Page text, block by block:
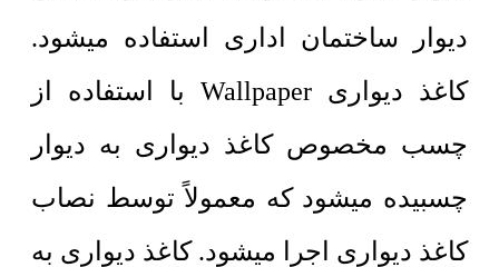
دیوار ساختمان اداری استفاده میشود.
کاغذ دیواری Wallpaper با استفاده از
چسب مخصوص کاغذ دیواری به دیوار
چسبیده میشود که معمولاً توسط نصاب
کاغذ دیواری اجرا میشود. کاغذ دیواری به